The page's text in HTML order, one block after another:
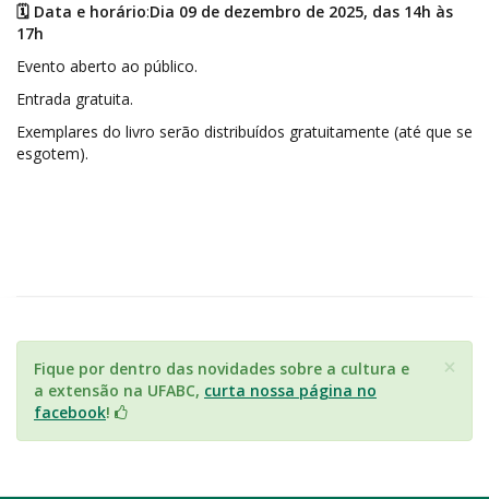
🗓️ Data e horário:Dia 09 de dezembro de 2025, das 14h às
17h
Evento aberto ao público.
Entrada gratuita.
Exemplares do livro serão distribuídos gratuitamente (até que se
esgotem).
×
Fique por dentro das novidades sobre a cultura e
a extensão na UFABC, curta nossa página no
facebook!